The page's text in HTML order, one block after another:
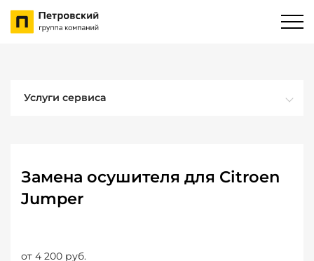
Услуги сервиса
Замена осушителя для Citroen
Jumper
от 4 200 руб.